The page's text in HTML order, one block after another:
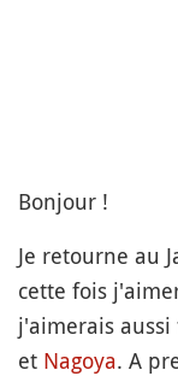
Bonjour !
Je retourne au
cette fois
j'aimerais
et Nagoya. A